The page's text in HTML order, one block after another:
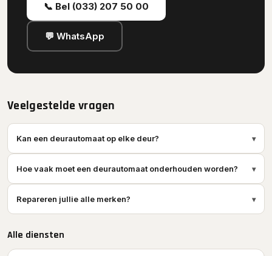
📞 Bel (033) 207 50 00
💬 WhatsApp
Veelgestelde vragen
Kan een deurautomaat op elke deur? ▾
Hoe vaak moet een deurautomaat onderhouden worden? ▾
Repareren jullie alle merken? ▾
Alle diensten